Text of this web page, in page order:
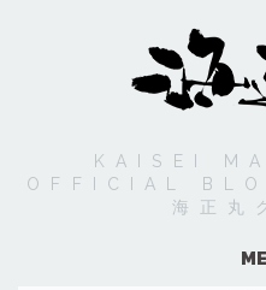
KAISEI
OFFICIAL
海正丸